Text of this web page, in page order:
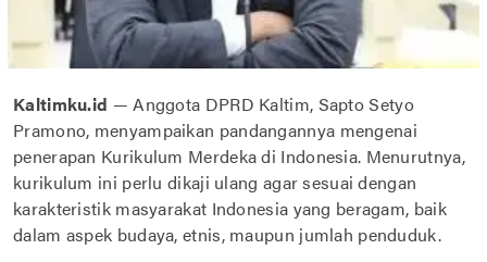
Kaltimku.id — Anggota DPRD Kaltim, Sapto Setyo
Pramono, menyampaikan pandangannya mengenai
penerapan Kurikulum Merdeka di Indonesia. Menurutnya,
kurikulum ini perlu dikaji ulang agar sesuai dengan
karakteristik masyarakat Indonesia yang beragam, baik
dalam aspek budaya, etnis, maupun jumlah penduduk.